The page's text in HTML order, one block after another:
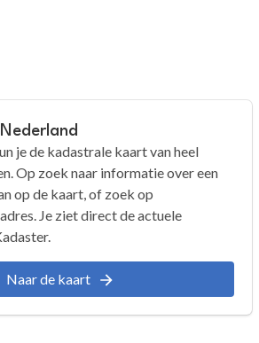
je de kadastrale kaart van heel
Op zoek naar informatie over een
op de kaart, of zoek op
Je ziet direct de actuele
Naar de kaart